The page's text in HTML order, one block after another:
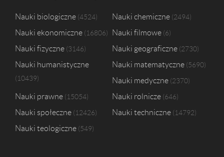
Nauki biologiczne 4524 Nauki chemiczne 2494
Nauki ekonomiczne 16806 Nauki filmowe 6
Nauki fizyczne 3146 Nauki geograficzne 2730
Nauki humanistyczne
10439
Nauki matematyczne 5690
Nauki medyczne 2370
Nauki prawne 15054 Nauki rolnicze 646
Nauki społeczne 12426 Nauki techniczne 14792
Nauki teologiczne 549